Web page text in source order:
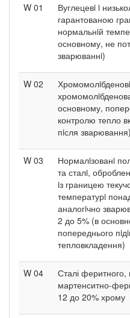
W 01
Вуглецевi i
гарантованою
нормальнiй
основному, не
зварюваннi)
W 02
основному,
контролю тепло
пiсля зварювання)
W 03
Нормалiзованi
та сталi,
iз границею
температурi
аналогiчно
2 до 5% (в
попереднього
тепловкладення)
W 04
Сталі феритного,
мартенситно-
12 до 20% хрому